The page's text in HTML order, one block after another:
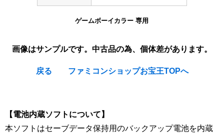
ゲームボーイカラー 専用
画像はサンプルです。中古品の為、個体差があります。
戻る ファミコンショップお宝王TOPへ
【電池内蔵ソフトについて】
本ソフトはセーブデータ保持用のバックアップ電池を内蔵